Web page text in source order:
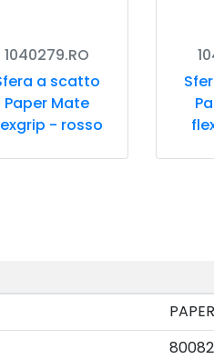
1040279.RO
a scatto
Paper Mate
- rosso